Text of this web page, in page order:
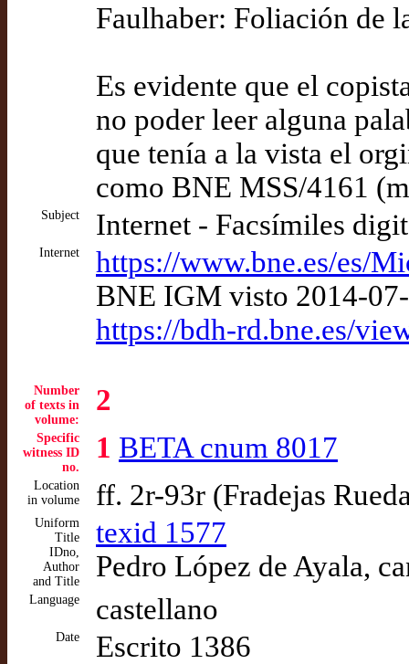
Faulhaber: Foliación de
Es evidente que el
no poder leer alguna
que tenía a la vista el
como BNE MSS/4161
Subject Internet - Facsímiles
Internet
https://www.bne.es/es/
BNE IGM visto 2014-
https://bdh-rd.bne.es/
Number
of texts in
volume:
2
Specific
witness ID
no.
1 BETA cnum 8017
Location
in volume
ff. 2r-93r (Fradejas
Uniform
Title
IDno,
Author
and Title
texid 1577
Pedro López de Ayala,
Language castellano
Date Escrito 1386